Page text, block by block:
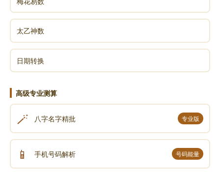
太乙神数
日期转换
高级专业测算
🪄 八字名字精批 专业版
📱 手机号码解析 号码能量